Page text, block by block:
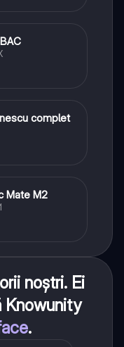
complet
Mate M2
noștri. Ei
Knowunity
.